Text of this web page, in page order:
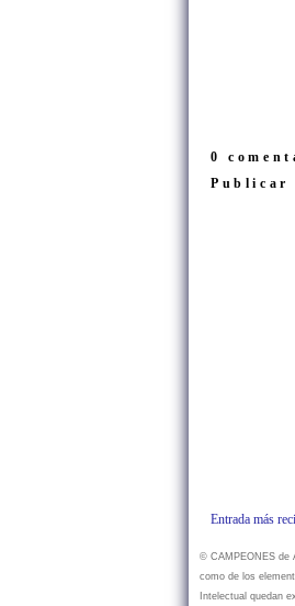
0
Publicar
Entrada más
© CAMPEONES de
como de los
Intelectual quedan